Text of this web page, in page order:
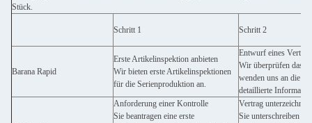
Stück.
Schritt 1 Schritt 2
Barana Rapid
Erste Artikelinspektion anbieten
Wir bieten erste Artikelinspektionen
für die Serienproduktion an.
Entwurf eines
Wir überprüfen das
wenden uns an die
detaillierte
Anforderung einer Kontrolle
Sie beantragen eine erste
Vertrag unterzeichnen
Sie unterschreiben